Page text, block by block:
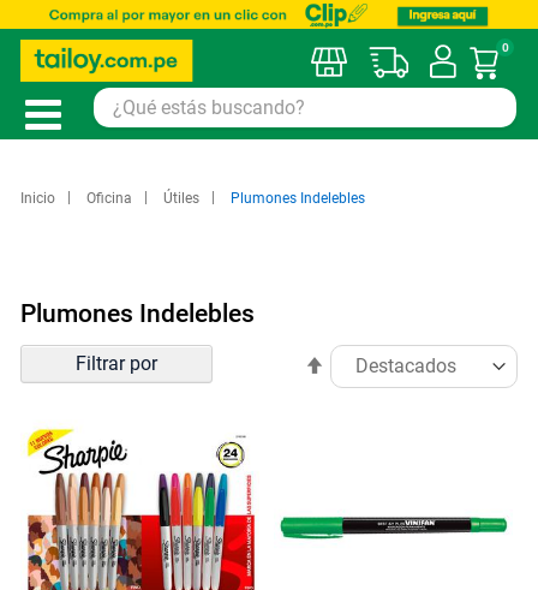
Mi
0
Inicio Oficina Útiles Plumones Indelebles
Plumones Indelebles
Ordenar
por Establecer
dirección
Filtrar por